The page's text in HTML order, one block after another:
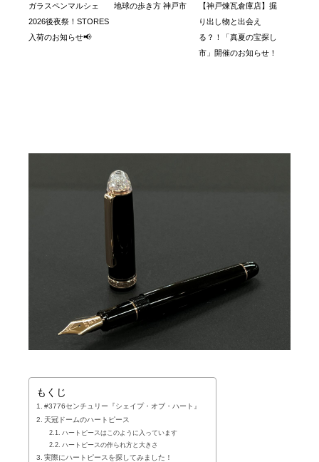
ガラスペンマルシェ
2026後夜祭！STORES
入荷のお知らせ📢
地球の歩き方 神戸市
【神戸煉瓦倉庫店】掘
り出し物と出会え
る？！「真夏の宝探し
市」開催のお知らせ！
もくじ
#3776センチュリー『シェイプ・オブ・ハート』
天冠ドームのハートピース
ハートピースはこのように入っています
ハートピースの作られ方と大きさ
実際にハートピースを探してみました！